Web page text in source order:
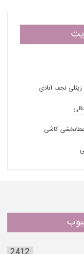
نجف آبادی
کاشی